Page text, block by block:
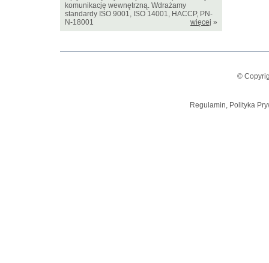
komunikację wewnętrzną. Wdrażamy
standardy ISO 9001, ISO 14001, HACCP, PN-
N-18001
więcej »
©
Regulamin, Polityka